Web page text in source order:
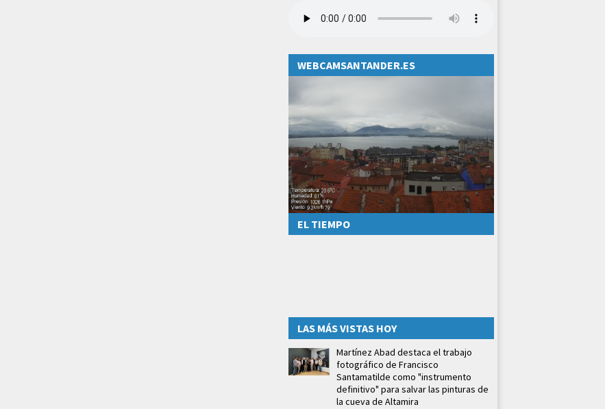
WEBCAMSANTANDER.ES
EL TIEMPO
LAS MÁS VISTAS HOY
Martínez Abad destaca el trabajo
fotográfico de Francisco
Santamatilde como "instrumento
definitivo" para salvar las pinturas de
la cueva de Altamira